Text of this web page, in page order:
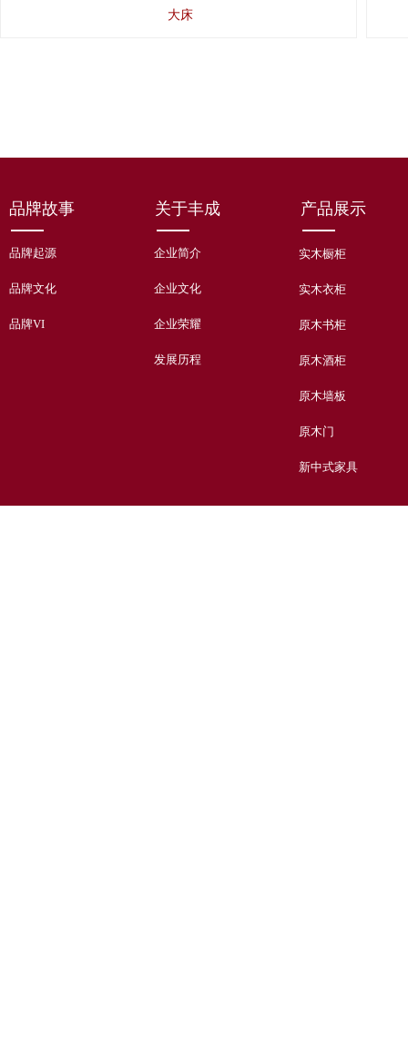
大床
产品展示
品牌起源
品牌文化
品牌VI
企业简介
企业文化
企业荣耀
发展历程
实木橱柜
实木衣柜
原木书柜
原木酒柜
原木墙板
原木门
新中式家具
关于丰成
品牌故事